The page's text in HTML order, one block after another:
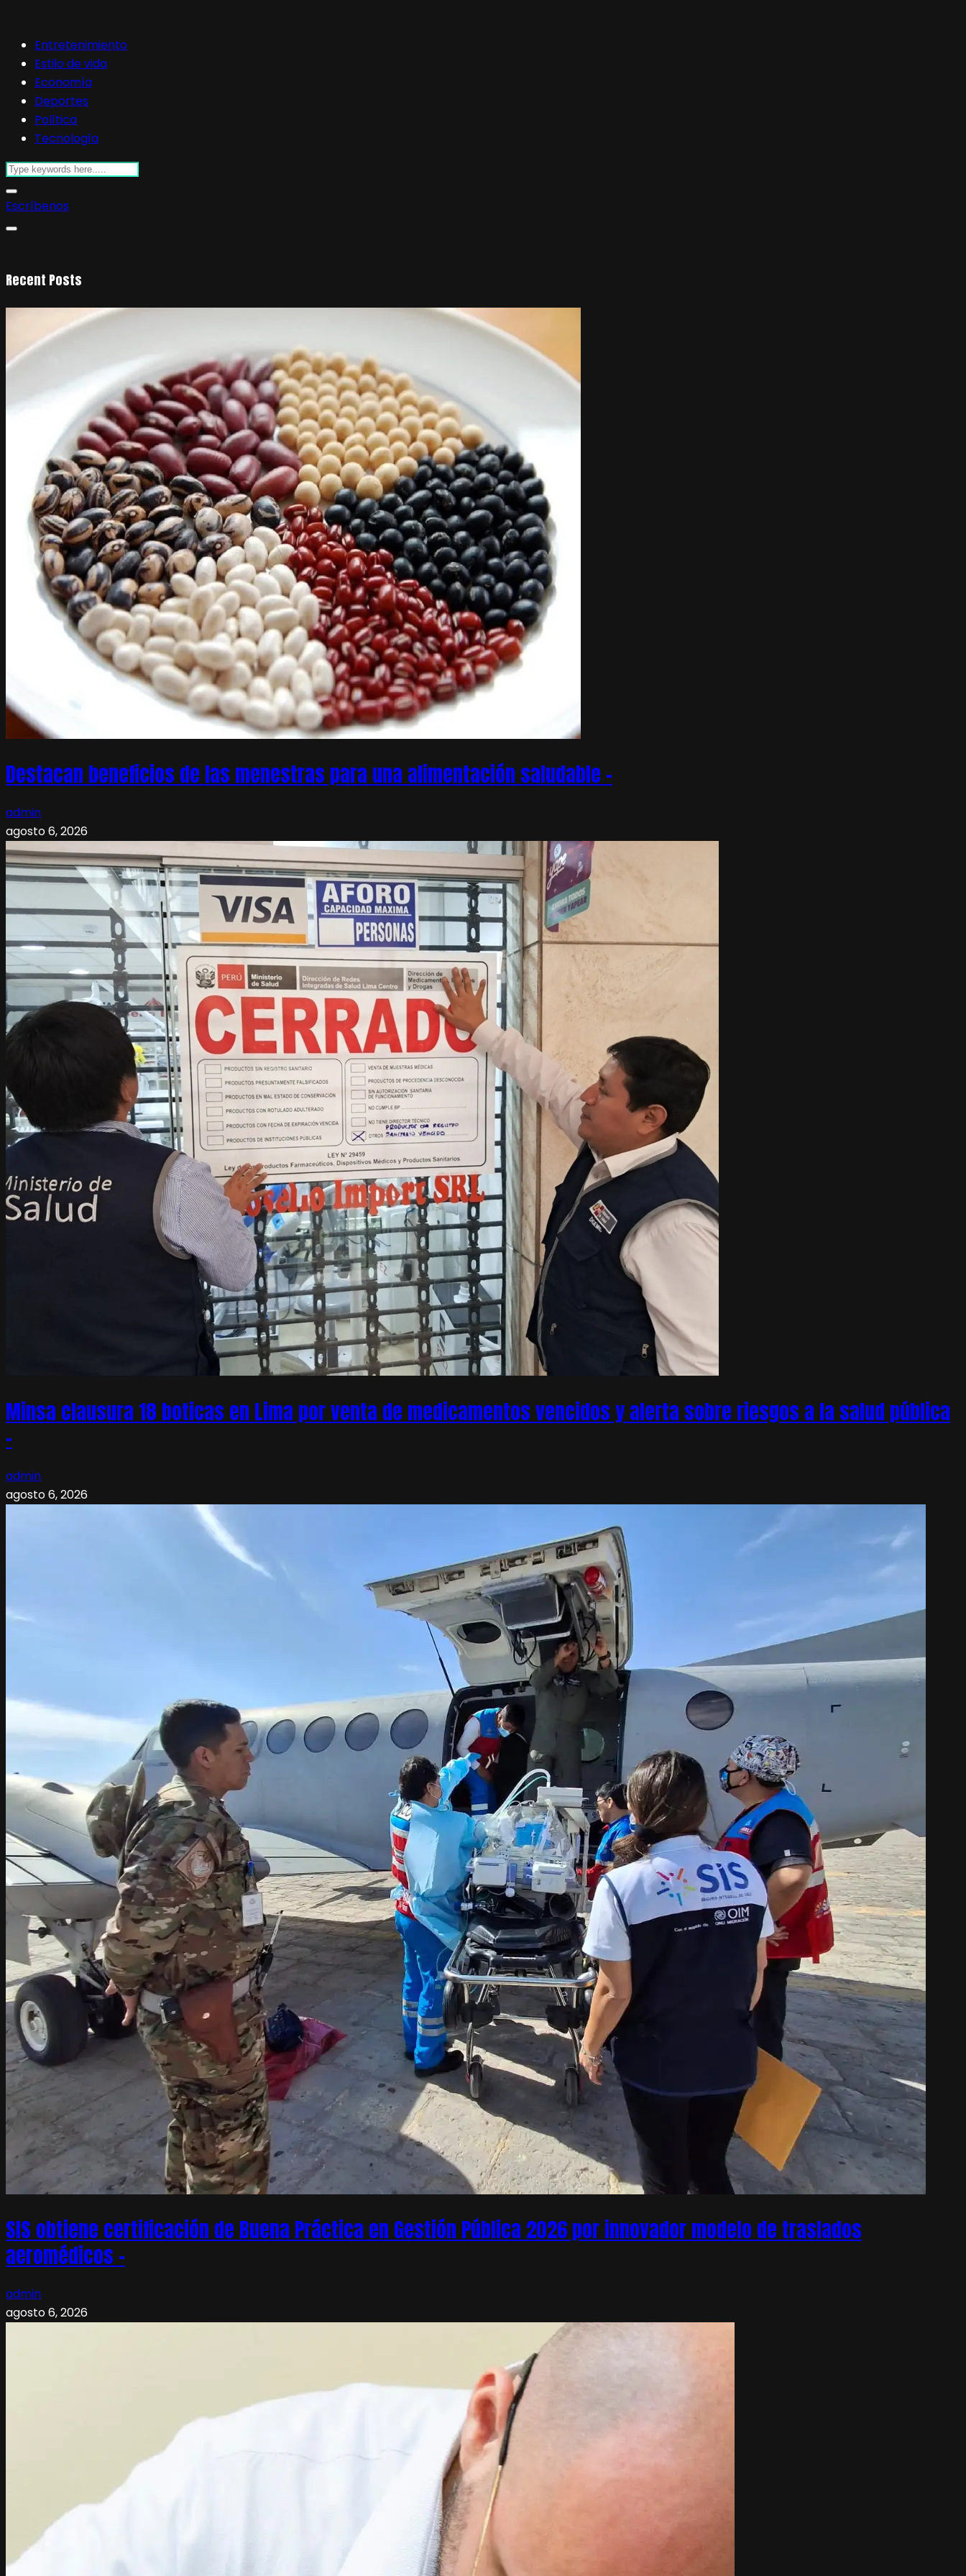
Entretenimiento
Estilo de vida
Economía
Deportes
Política
Tecnología
Escríbenos
Recent Posts
Destacan beneficios de las menestras para una alimentación saludable –
admin
agosto 6, 2026
Minsa clausura 18 boticas en Lima por venta de medicamentos vencidos y alerta sobre riesgos a la salud pública
–
admin
agosto 6, 2026
SIS obtiene certificación de Buena Práctica en Gestión Pública 2026 por innovador modelo de traslados
aeromédicos –
admin
agosto 6, 2026